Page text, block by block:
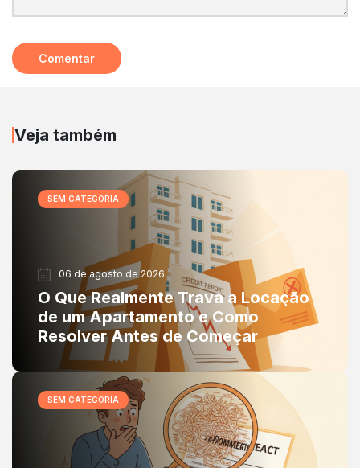
Veja também
SEM CATEGORIA
06 de agosto de 2026
O Que Realmente Trava a Locação
de um Apartamento e Como
Resolver Antes de Começar
SEM CATEGORIA